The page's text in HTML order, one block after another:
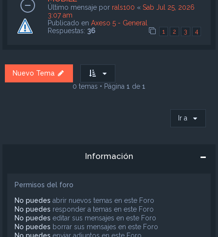
Último mensaje por rals100 « Sab Jul 25, 2026
3:07 am
Publicado en Axeso 5 - General
Respuestas: 36 1 2 3 4
Nuevo Tema
0 temas • Página 1 de 1
Ir a
Información
Permisos del foro
No puedes abrir nuevos temas en este Foro
No puedes responder a temas en este Foro
No puedes editar sus mensajes en este Foro
No puedes borrar sus mensajes en este Foro